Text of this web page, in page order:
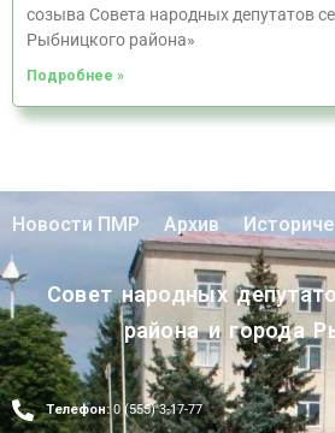
созыва Совета народных депутатов
Рыбницкого района»
Подробнее »
Новости ПМР Архив
Совет народных
района и города
Телефон:0 (555) 3-17-77